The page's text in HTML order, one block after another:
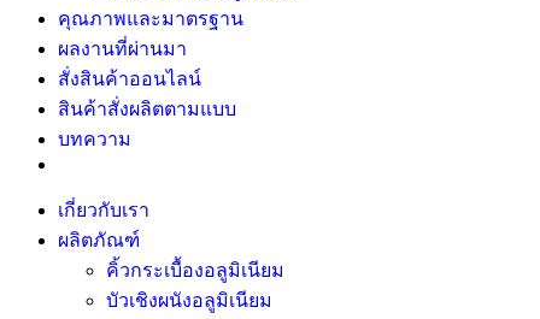
คุณภาพและมาตรฐาน
ผลงานที่ผ่านมา
สั่งสินค้าออนไลน์
สินค้าสั่งผลิตตามแบบ
บทความ
เกี่ยวกับเรา
ผลิตภัณฑ์
คิ้วกระเบื้องอลูมิเนียม
บัวเชิงผนังอลูมิเนียม